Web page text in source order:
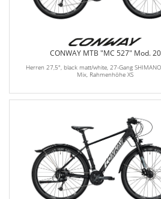
CONWAY MTB "MC 527" Mod. 20
Herren 27,5", black matt/white, 27-Gang
Mix, Rahmenhöhe XS